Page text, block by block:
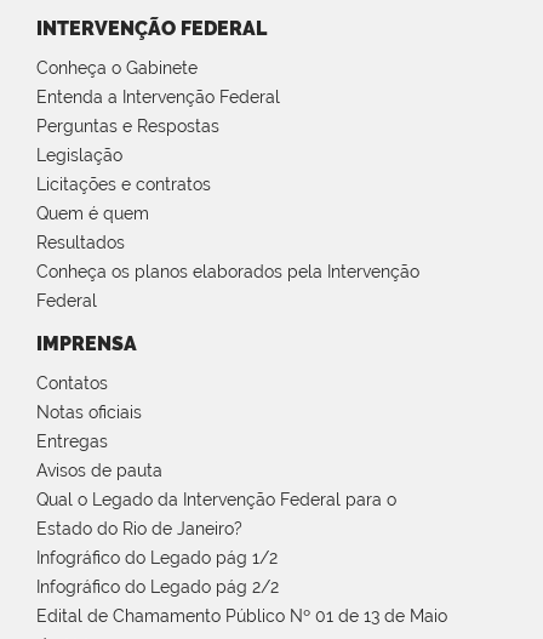
INTERVENÇÃO FEDERAL
Conheça o Gabinete
Entenda a Intervenção Federal
Perguntas e Respostas
Legislação
Licitações e contratos
Quem é quem
Resultados
Conheça os planos elaborados pela Intervenção
Federal
IMPRENSA
Contatos
Notas oficiais
Entregas
Avisos de pauta
Qual o Legado da Intervenção Federal para o
Estado do Rio de Janeiro?
Infográfico do Legado pág 1/2
Infográfico do Legado pág 2/2
Edital de Chamamento Público Nº 01 de 13 de Maio